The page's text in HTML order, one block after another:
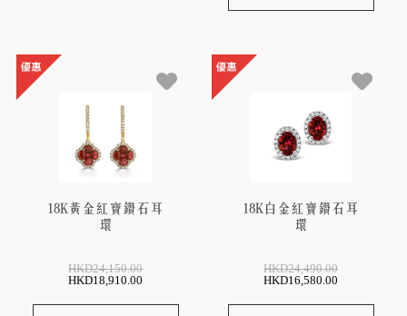
18K黃金紅寶鑽石耳
環
HKD24,150.00
HKD18,910 .00
18K白金紅寶鑽石耳
環
HKD24,490.00
HKD16,580 .00